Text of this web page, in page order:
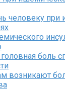
при
боль
возникают